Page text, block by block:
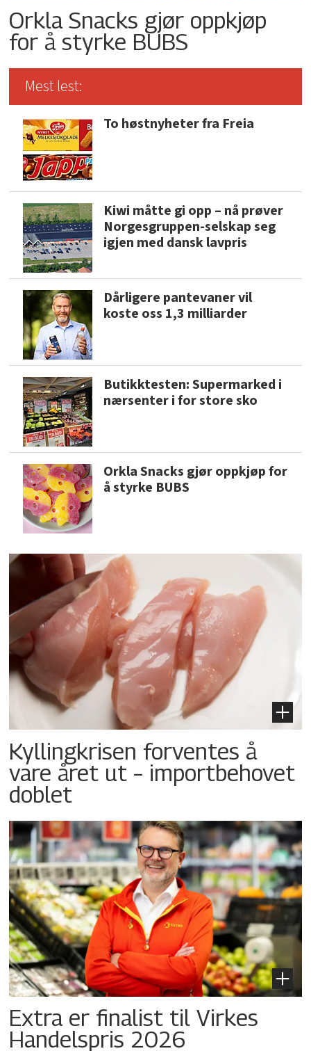
Orkla Snacks gjør oppkjøp
for å styrke BUBS
Mest lest:
To høstnyheter fra Freia
Kiwi måtte gi opp – nå prøver
Norgesgruppen-selskap seg
igjen med dansk lavpris
Dårligere pantevaner vil
koste oss 1,3 milliarder
Butikktesten: Supermarked i
nærsenter i for store sko
Orkla Snacks gjør oppkjøp for
å styrke BUBS
Kyllingkrisen forventes å
vare året ut – importbehovet
doblet
Extra er finalist til Virkes
Handelspris 2026